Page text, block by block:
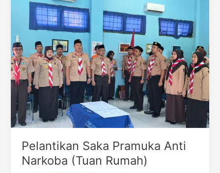
Pelantikan Saka Pramuka Anti
Narkoba (Tuan Rumah)